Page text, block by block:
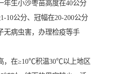
年生小沙枣苗高度在40公分
10公分、冠幅在20-200公分
无病虫害，办理检疫等手
，在≥10℃积温30℃以上地区